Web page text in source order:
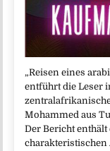
„Reisen eines
entführt die Leser
Mohammed aus
Der Bericht